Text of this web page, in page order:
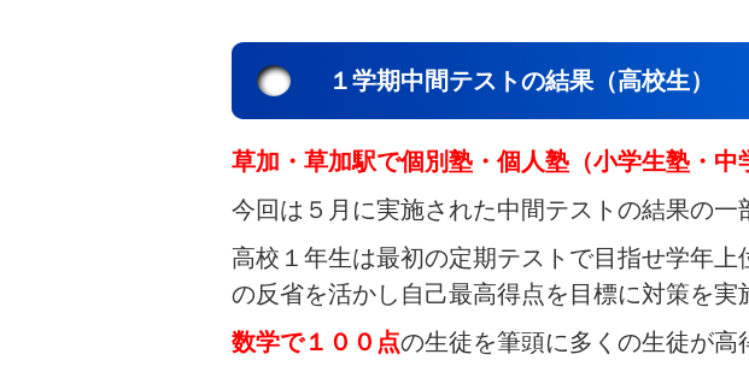
１学期中間テストの結果（高校生）
草加・草加駅で個別塾・個人塾（小学生塾・中
今回は５月に実施された中間テストの結果の一
高校１年生は最初の定期テストで目指せ学年
の反省を活かし自己最高得点を目標に対策を実
数学で１００点の生徒を筆頭に多くの生徒が高